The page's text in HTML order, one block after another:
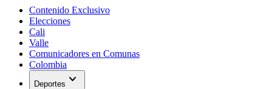
Contenido Exclusivo
Elecciones
Cali
Valle
Comunicadores en Comunas
Colombia
Deportes expand_more